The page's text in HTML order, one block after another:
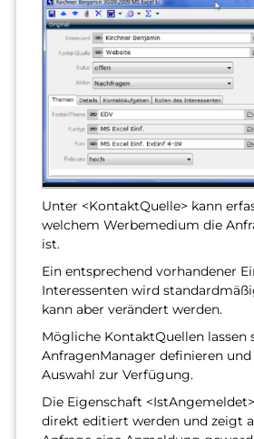
Unter <KontaktQuelle> kann
welchem Werbemedium die
ist.
Ein entsprechend vorhandener
Interessenten wird
kann aber verändert werden.
Mögliche KontaktQuellen lassen
AnfragenManager definieren
Auswahl zur Verfügung.
Die Eigenschaft
direkt editiert werden und zeigt